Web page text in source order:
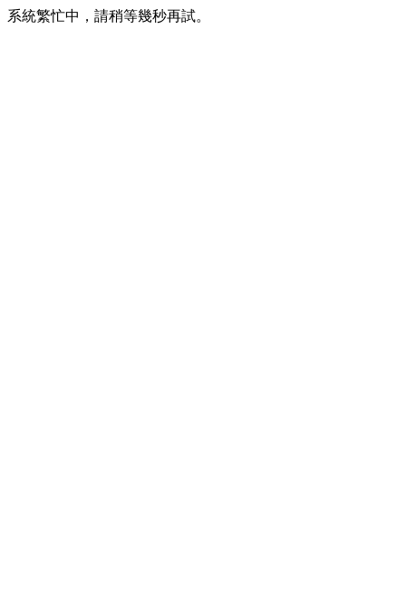
系統繁忙中，請稍等幾秒再試。